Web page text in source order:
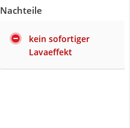
Nachteile
kein sofortiger
Lavaeffekt